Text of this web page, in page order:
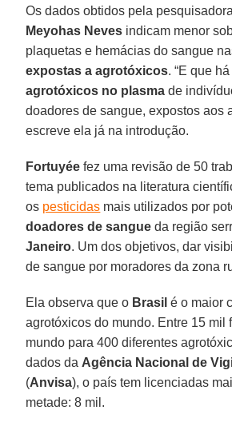
Os dados obtidos pela pesquisadora
Meyohas Neves indicam menor
plaquetas e hemácias do sangue
expostas a agrotóxicos. “E que há
agrotóxicos no plasma de
doadores de sangue, expostos aos
escreve ela já na introdução.
Fortuyée fez uma revisão de 50
tema publicados na literatura
os pesticidas mais utilizados por
doadores de sangue da região
Janeiro. Um dos objetivos, dar
de sangue por moradores da zona
Ela observa que o Brasil é o maior
agrotóxicos do mundo. Entre 15 mil
mundo para 400 diferentes
dados da Agência Nacional de
(Anvisa), o país tem licenciadas
metade: 8 mil.